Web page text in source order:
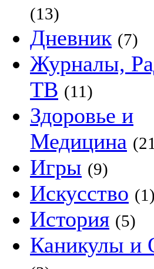
(13)
Дневник (7)
Журналы,
ТВ (11)
Здоровье и
Медицина
Игры (9)
Искусство (1)
История (5)
Каникулы и